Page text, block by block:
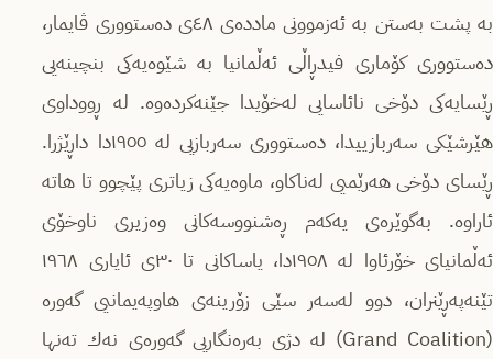
بە پشت بەستن بە ئەزموونی ماددەى ٤٨ی دەستووری ڤایمار،
دەستووری كۆماری فیدڕاڵی ئەڵمانیا بە شێوەیەكی بنچینەیی
ڕێسایەكی دۆخی نائاسایی لەخۆیدا جێنەكردەوە. لە ڕووداوی
هێرشێكی سەربازییدا، دەستووری سەربازیی لە ١٩٥٥دا داڕێژرا.
ڕێسای دۆخی هەرێمیی لەناكاو، ماوەیەكی زیاتری پێچوو تا هاتە
ئاراوە. بەگوێرەى یەكەم ڕەشنووسەكانی وەزیری ناوخۆی
ئەڵمانیای خۆرئاوا لە ١٩٥٨دا، یاساكانی تا ٣٠ی ئایاری ١٩٦٨
تێنەپەڕێنران، دوو لەسەر سێی زۆرینەى هاوپەیمانیی گەورە
(Grand Coalition) لە دژی بەرەنگاریی گەورەی نەك تەنها